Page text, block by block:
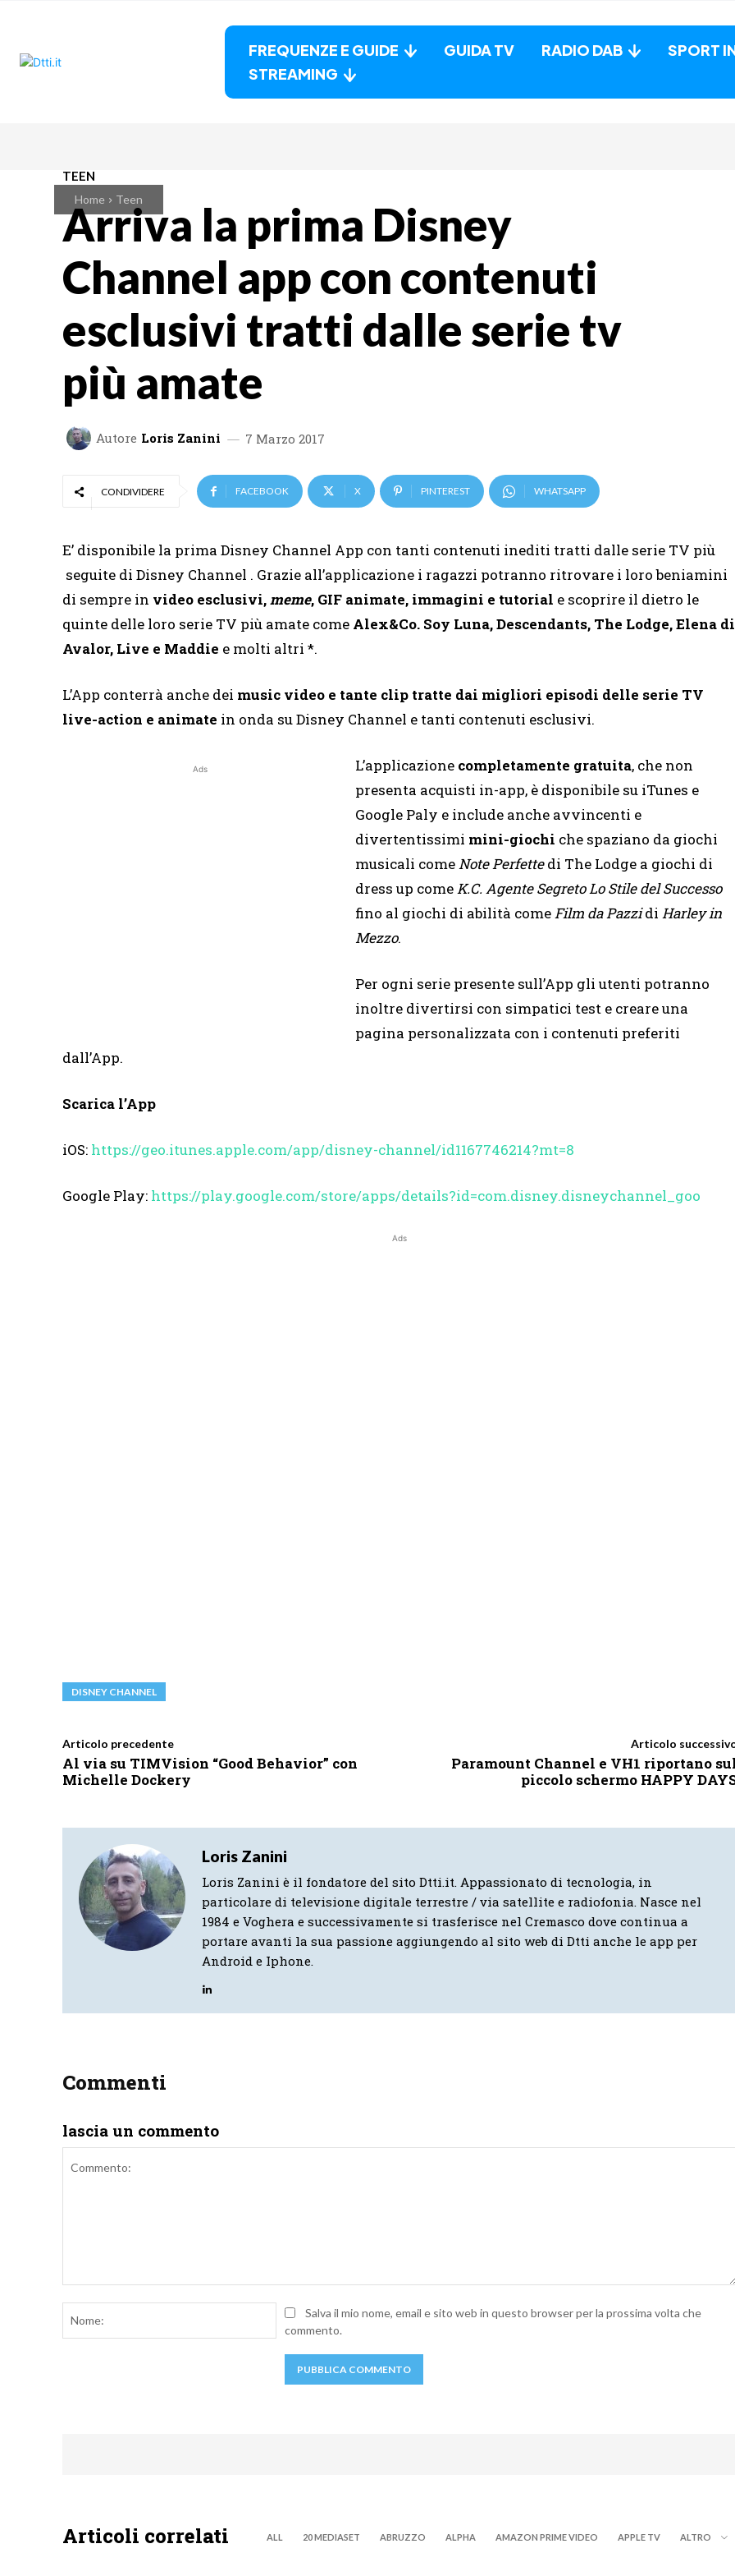
FREQUENZE E GUIDE GUIDA TV RADIO DAB SPORT
STREAMING
Home Teen
TEEN
Arriva la prima Disney
Channel app con contenuti
esclusivi tratti dalle serie tv
più amate
Autore Loris Zanini 7 Marzo 2017
CONDIVIDERE FACEBOOK X PINTEREST WHATSAPP
E’ disponibile la prima Disney Channel App con tanti contenuti inediti tratti dalle serie TV più
seguite di Disney Channel . Grazie all’applicazione i ragazzi potranno ritrovare i loro beniamini
di sempre in video esclusivi,meme, GIF animate, immagini e tutorial e scoprire il dietro le
quinte delle loro serie TV più amate come Alex&Co. Soy Luna, Descendants, The Lodge, Elena di
Avalor, Live e Maddie e molti altri *.
L’App conterrà anche dei music video e tante clip tratte dai migliori episodi delle serie TV
live-action e animate in onda su Disney Channel e tanti contenuti esclusivi.
Ads L’applicazione completamente gratuita, che non
presenta acquisti in-app, è disponibile su iTunes e
Google Paly e include anche avvincenti e
divertentissimi mini-giochi che spaziano da giochi
musicali comeNote Perfettedi The Lodge a giochi di
dress up comeK.C. Agente Segreto Lo Stile del Successo
fino al giochi di abilità comeFilm da Pazzidi Harley in
Mezzo.
Per ogni serie presente sull’App gli utenti potranno
inoltre divertirsi con simpatici test e creare una
pagina personalizzata con i contenuti preferiti
dall’App.
Scarica l’App
iOS: https://geo.itunes.apple.com/app/disney-channel/id1167746214?mt=8
Google Play: https://play.google.com/store/apps/details?id=com.disney.disneychannel_goo
Ads
DISNEY CHANNEL
Articolo precedente
Al via su TIMVision “Good Behavior” con
Michelle Dockery
Articolo
Paramount Channel e VH1 riportano
piccolo schermo HAPPY
Loris Zanini
Loris Zanini è il fondatore del sito Dtti.it. Appassionato di tecnologia, in
particolare di televisione digitale terrestre / via satellite e radiofonia. Nasce nel
1984 e Voghera e successivamente si trasferisce nel Cremasco dove continua a
portare avanti la sua passione aggiungendo al sito web di Dtti anche le app per
Android e Iphone.
Commenti
lascia un commento
Nome:Salva il mio nome, email e sito web in questo browser per la prossima volta che
commento.
Articoli correlati ALL 20 MEDIASET ABRUZZO ALPHA AMAZON PRIME VIDEO APPLE TV ALTRO